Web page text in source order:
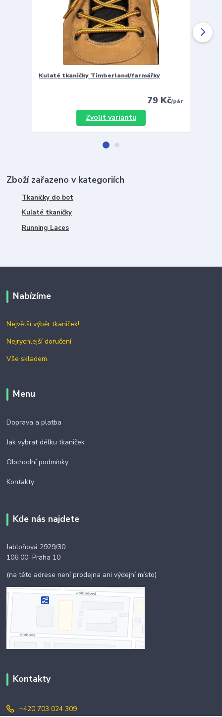
Kulaté tkaničky Timberland/farmářky
79 Kč/pár
Zvolit variantu
Zboží zařazeno v kategoriích
Tkaničky do bot
Kulaté tkaničky
Running Laces
Nabízíme
Největší výběr tkaniček!
Nejrychlejší doručení
Vše skladem
Menu
Doprava a platba
Jak vybrat délku tkaniček
Obchodní podmínky
Kontakty
Kde nás najdete
Jabloňová 2929/30
106 00 Praha 10
(na této adrese není prodejna ani výdejní místo)
Kontakty
+420 703 024 309